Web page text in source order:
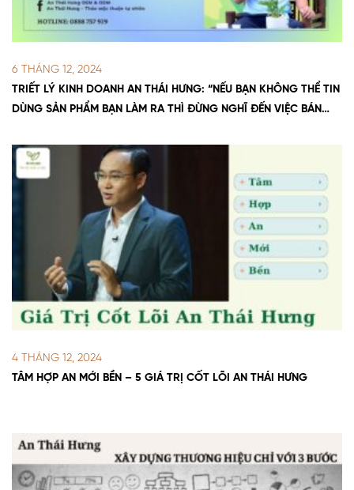
TRIẾT LÝ KINH DOANH AN THÁI HƯNG: “NẾU BẠN KHÔNG THỂ TIN
DÙNG SẢN PHẨM BẠN LÀM RA THÌ ĐỪNG NGHĨ ĐẾN VIỆC BÁN
6 THÁNG 12, 2024
TÂM HỢP AN MỚI BỀN – 5 GIÁ TRỊ CỐT LÕI AN THÁI HƯNG
4 THÁNG 12, 2024